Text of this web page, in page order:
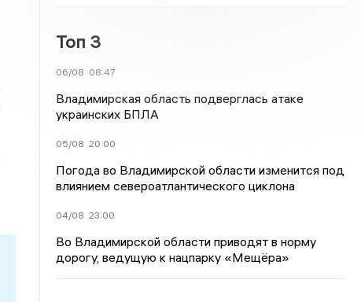
Топ 3
06/08 08:47
Владимирская область подверглась атаке
украинских БПЛА
05/08 20:00
Погода во Владимирской области изменится под
влиянием североатлантического циклона
04/08 23:00
Во Владимирской области приводят в норму
дорогу, ведущую к нацпарку «Мещёра»